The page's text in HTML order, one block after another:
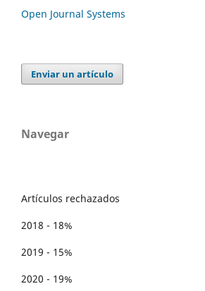
Open Journal Systems
Enviar un artículo
Navegar
Artículos rechazados
2018 - 18%
2019 - 15%
2020 - 19%